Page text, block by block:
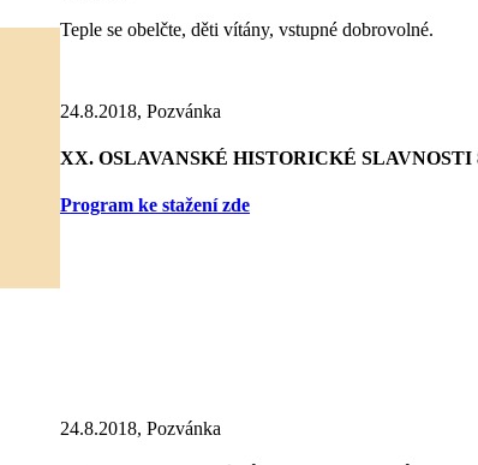
Teple se obelčte, děti vítány, vstupné dobrovolné.
24.8.2018, Pozvánka
XX. OSLAVANSKÉ HISTORICKÉ SLAVNOSTI
Program ke stažení zde
24.8.2018, Pozvánka